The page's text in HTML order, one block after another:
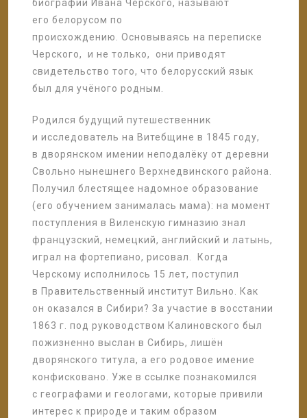
биографии Ивана Черского, называют
его белорусом по
происхождению. Основываясь на переписке
Черского, и не только, они приводят
свидетельство того, что белорусский язык
был для учёного родным.
Родился будущий путешественник
и исследователь на Витебщине в 1845 году,
в дворянском имении неподалёку от деревни
Свольно нынешнего Верхнедвинского района.
Получил блестящее надомное образование
(его обучением занималась мама): на момент
поступления в Виленскую гимназию знал
французский, немецкий, английский и латынь,
играл на фортепиано, рисовал. Когда
Черскому исполнилось 15 лет, поступил
в Правительственный институт Вильно. Как
он оказался в Сибири? За участие в восстании
1863 г. под руководством Калиновского был
пожизненно выслан в Сибирь, лишён
дворянского титула, а его родовое имение
конфисковано. Уже в ссылке познакомился
с географами и геологами, которые привили
интерес к природе и таким образом